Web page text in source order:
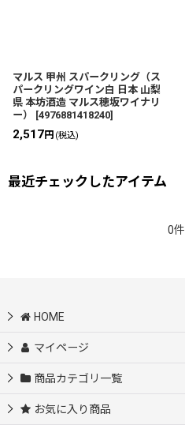
マルス 甲州 スパークリング（ス
パークリングワイン白 日本 山梨
県 本坊酒造 マルス穂坂ワイナリ
ー）
[4976881418240]
2,517円 (税込)
最近チェックしたアイテム
0件
HOME
マイページ
商品カテゴリ一覧
お気に入り商品